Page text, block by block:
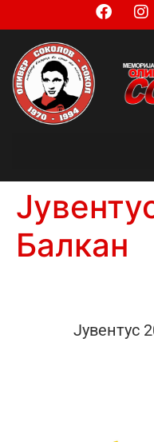
Балкан
Јувентус